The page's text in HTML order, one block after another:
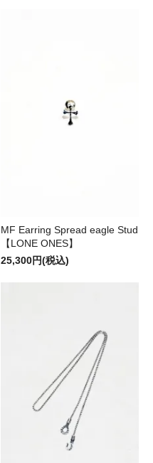
MF Earring Spread eagle Stud
【LONE ONES】
25,300円(税込)